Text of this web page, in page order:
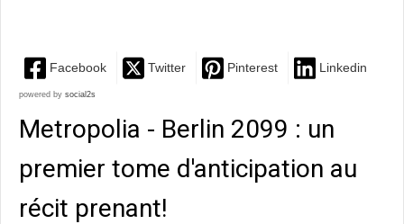
Facebook Twitter Pinterest Linkedin
powered by social2s
Metropolia - Berlin 2099 : un
premier tome d'anticipation au
récit prenant!